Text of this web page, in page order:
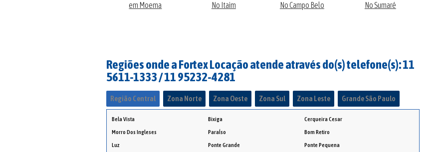
em Moema
No Itaim
No Campo Belo
No Sumaré
Regiões onde a Fortex Locação atende através do(s) telefone(s): 11
5611-1333 / 11 95232-4281
Região Central Zona Norte Zona Oeste Zona Sul Zona Leste Grande São Paulo
Bela Vista Bixiga
Cerqueira Cesar
Morro Dos Ingleses
ParaÍso
Bom Retiro
Luz
Ponte Grande
Ponte Pequena